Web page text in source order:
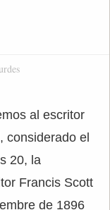
al escritor
considerado el
20, la
Francis Scott
de 1896